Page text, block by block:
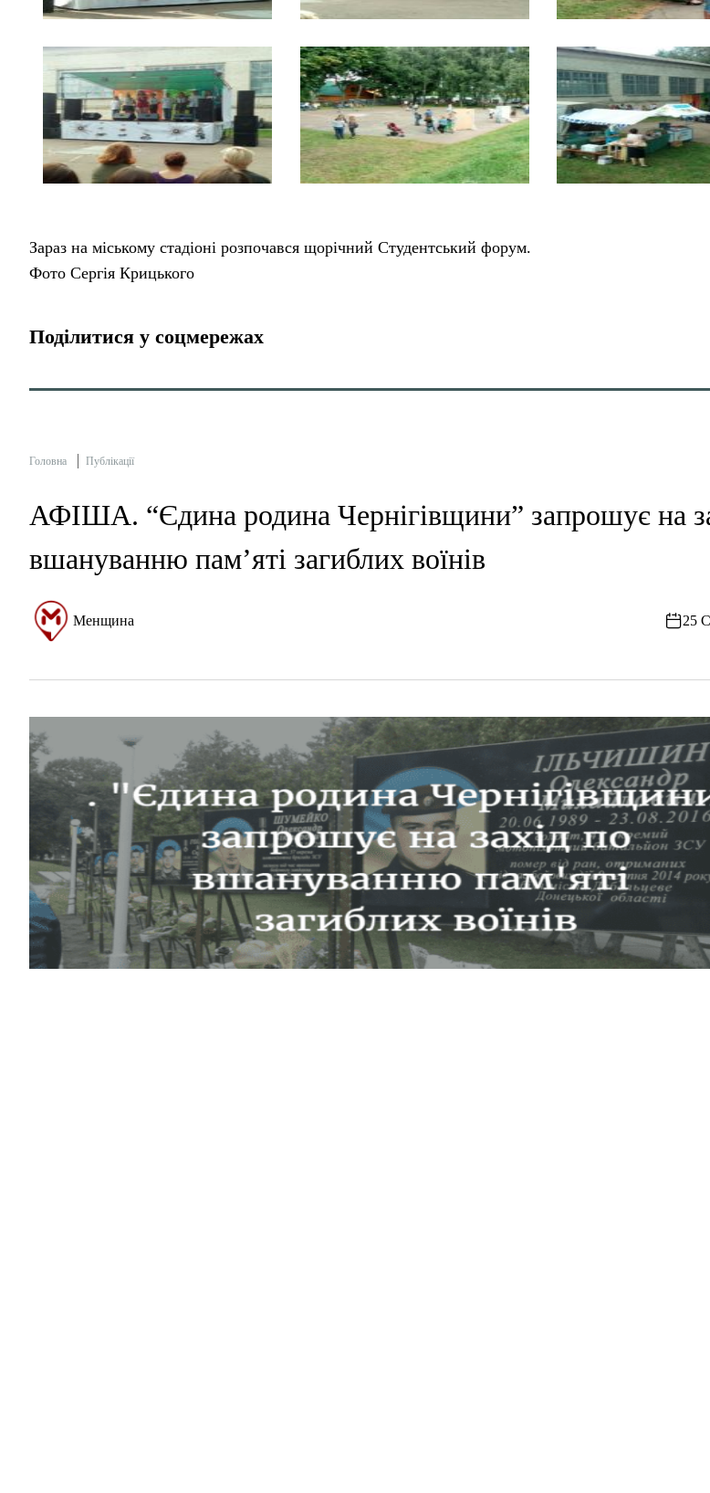
Зараз на міському стадіоні розпочався щорічний Студентський форум.
Фото Сергія Крицького
Поділитися у соцмережах
Головна Публікації
АФІША. “Єдина родина Чернігівщини” запрошує на
вшануванню пам’яті загиблих воїнів
Менщина 25